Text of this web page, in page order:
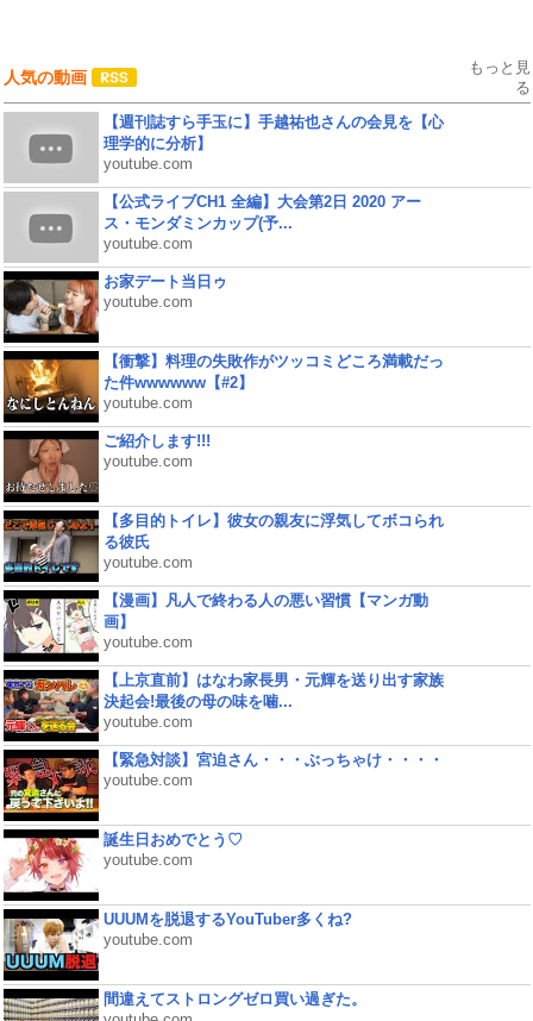
人気の動画
もっと見
る
【週刊誌すら手玉に】手越祐也さんの会見を【心
理学的に分析】
youtube.com
【公式ライブCH1 全編】大会第2日 2020 アー
ス・モンダミンカップ(予...
youtube.com
お家デート当日ゥ
youtube.com
【衝撃】料理の失敗作がツッコミどころ満載だっ
た件wwwwww【#2】
youtube.com
ご紹介します!!!
youtube.com
【多目的トイレ】彼女の親友に浮気してボコられ
る彼氏
youtube.com
【漫画】凡人で終わる人の悪い習慣【マンガ動
画】
youtube.com
【上京直前】はなわ家長男・元輝を送り出す家族
決起会!最後の母の味を噛...
youtube.com
【緊急対談】宮迫さん・・・ぶっちゃけ・・・・
youtube.com
誕生日おめでとう♡
youtube.com
UUUMを脱退するYouTuber多くね?
youtube.com
間違えてストロングゼロ買い過ぎた。